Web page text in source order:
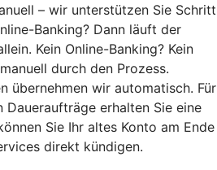
– wir unterstützen Sie Schritt
Banking? Dann läuft der
Kein Online-Banking? Kein
durch den Prozess.
übernehmen wir automatisch. Für
Daueraufträge erhalten Sie eine
Sie Ihr altes Konto am Ende
direkt kündigen.